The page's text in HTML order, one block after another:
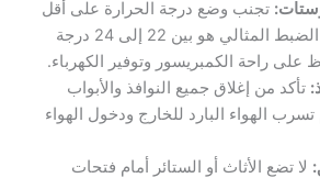
تجنب وضع درجة الحرارة على أقل
رقم ممكن، الضبط المثالي هو بين 22 إلى 24 درجة
على راحة الكمبريسور وتوفير الكهرباء.
تأكد من إغلاق جميع النوافذ والأبواب
تسرب الهواء البارد للخارج ودخول الهواء
لا تضع الأثاث أو الستائر أمام فتحات